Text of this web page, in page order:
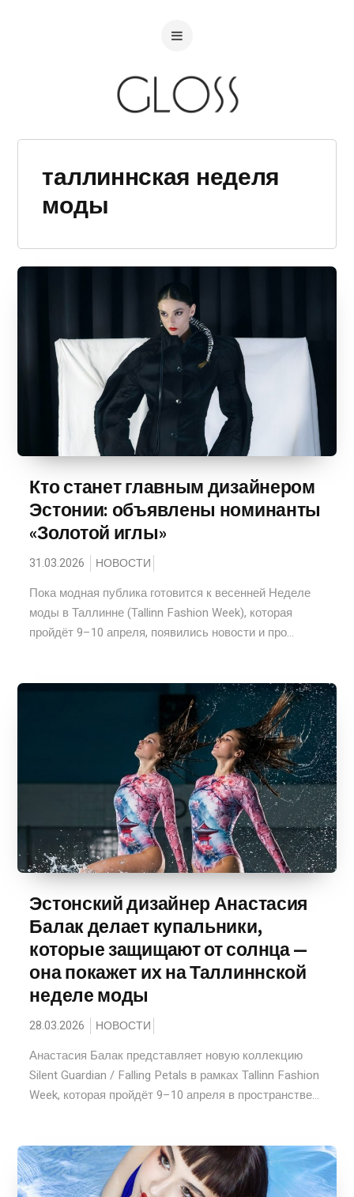
таллиннская неделя
моды
Кто станет главным дизайнером
Эстонии: объявлены номинанты
«Золотой иглы»
31.03.2026 НОВОСТИ
Пока модная публика готовится к весенней Неделе
моды в Таллинне (Tallinn Fashion Week), которая
пройдёт 9–10 апреля, появились новости и про...
Эстонский дизайнер Анастасия
Балак делает купальники,
которые защищают от солнца —
она покажет их на Таллиннской
неделе моды
28.03.2026 НОВОСТИ
Анастасия Балак представляет новую коллекцию
Silent Guardian / Falling Petals в рамках Tallinn Fashion
Week, которая пройдёт 9–10 апреля в пространстве...